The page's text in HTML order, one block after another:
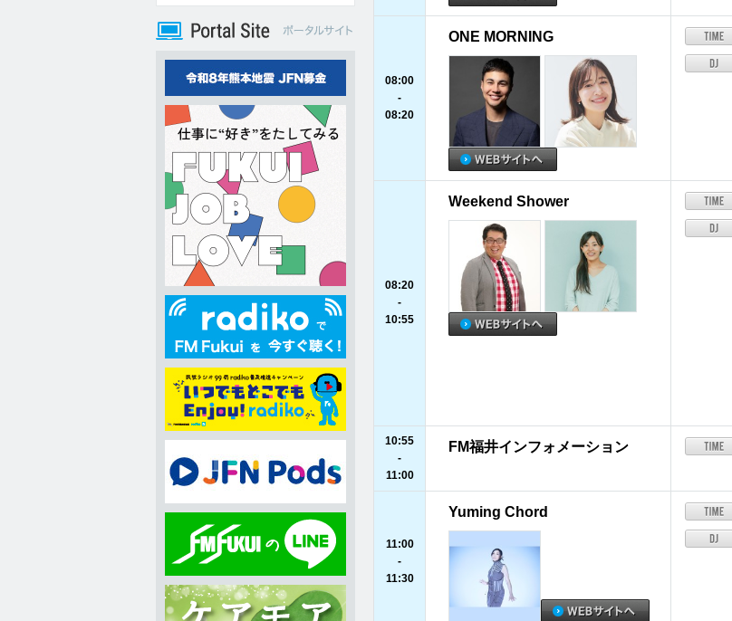
08:00
-
08:20
ONE MORNING
08:20
-
10:55
Weekend Shower
10:55
-
11:00
FM福井インフォメーション
11:00
-
11:30
Yuming Chord